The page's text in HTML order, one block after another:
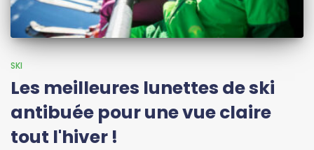
SKI
Les meilleures lunettes de ski
antibuée pour une vue claire
tout l'hiver !